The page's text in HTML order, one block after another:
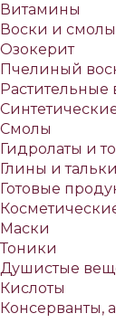
Витамины
Воски и смолы
Озокерит
Пчелиный
Растительные
Смолы
Гидролаты и
Глины и тальки
Готовые
Маски
Тоники
Душистые
Кислоты
Консерванты,